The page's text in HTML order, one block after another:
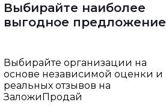
Выбирайте наиболее
выгодное предложение
Выбирайте организации на
основе независимой оценки и
реальных отзывов на
ЗаложиПродай